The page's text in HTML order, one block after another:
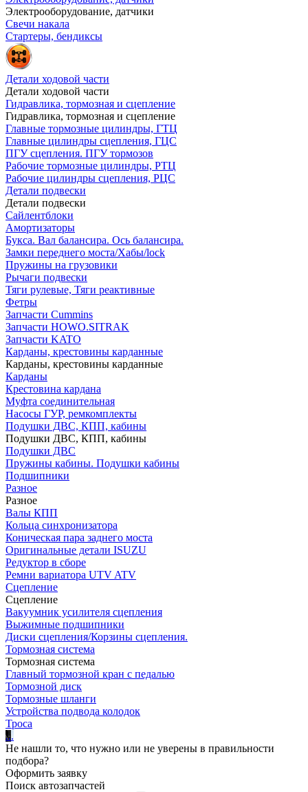
Электрооборудование, датчики
Свечи накала
Стартеры, бендиксы
Детали ходовой части
Детали ходовой части
Гидравлика, тормозная и сцепление
Гидравлика, тормозная и сцепление
Главные тормозные цилиндры, ГТЦ
Главные цилиндры сцепления, ГЦС
ПГУ сцепления. ПГУ тормозов
Рабочие тормозные цилиндры, РТЦ
Рабочие цилиндры сцепления, РЦС
Детали подвески
Детали подвески
Cайлентблоки
Амортизаторы
Букса. Вал балансира. Ось балансира.
Замки переднего моста/Хабы/lock
Пружины на грузовики
Рычаги подвески
Тяги рулевые, Тяги реактивные
Фетры
Запчасти Cummins
Запчасти HOWO.SITRAK
Запчасти KATO
Карданы, крестовины карданные
Карданы, крестовины карданные
Карданы
Крестовина кардана
Муфта соединительная
Насосы ГУР, ремкомплекты
Подушки ДВС, КПП, кабины
Подушки ДВС, КПП, кабины
Подушки ДВС
Пружины кабины. Подушки кабины
Подшипники
Разное
Разное
Валы КПП
Кольца синхронизатора
Коническая пара заднего моста
Оригинальные детали ISUZU
Редуктор в сборе
Ремни вариатора UTV ATV
Сцепление
Сцепление
Вакуумник усилителя сцепления
Выжимные подшипники
Диски сцепления/Корзины сцепления.
Тормозная система
Тормозная система
Главный тормозной кран с педалью
Тормозной диск
Тормозные шланги
Устройства подвода колодок
Троса
...
Не нашли то, что нужно или не уверены в правильности
подбора?
Оформить заявку
Поиск автозапчастей